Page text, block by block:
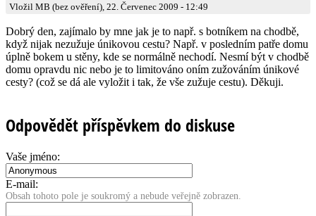
Vložil MB (bez ověření), 22. Červenec 2009 - 12:49
Dobrý den, zajímalo by mne jak je to např. s botníkem na chodbě,
když nijak nezužuje únikovou cestu? Např. v posledním patře domu
úplně bokem u stěny, kde se normálně nechodí. Nesmí být v chodbě
domu opravdu nic nebo je to limitováno oním zužováním únikové
cesty? (což se dá ale vyložit i tak, že vše zužuje cestu). Děkuji.
Odpovědět příspěvkem do diskuse
Vaše jméno:
E-mail:
Obsah tohoto pole je soukromý a nebude veřejně zobrazen.